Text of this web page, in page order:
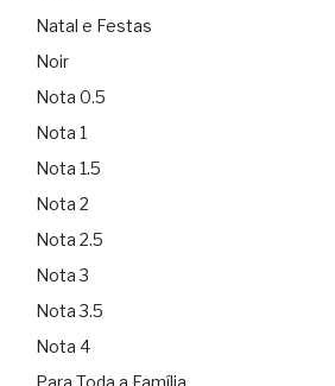
Natal e Festas
Noir
Nota 0.5
Nota 1
Nota 1.5
Nota 2
Nota 2.5
Nota 3
Nota 3.5
Nota 4